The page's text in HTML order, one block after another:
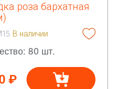
роза бархатная
В наличии
80 шт.
₽